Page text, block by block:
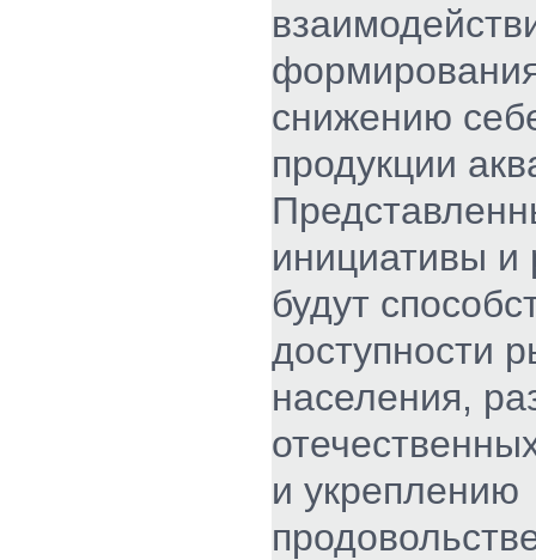
снижению
продукции
инициативы
будут
доступности
населения,
и укреплению